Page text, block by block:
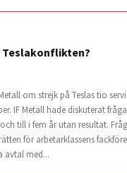
Teslakonflikten?
om strejk på Teslas tio
IF Metall hade diskuterat
till i fem år utan resultat.
för arbetarklassens
avtal med...